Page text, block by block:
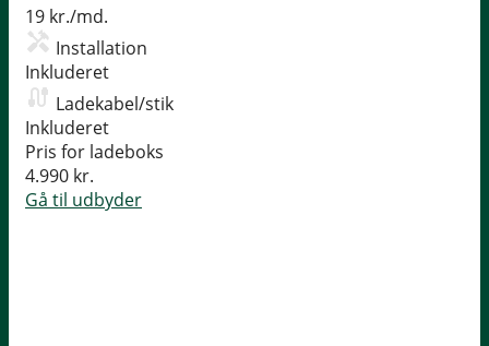
19 kr./md.
Installation
Inkluderet
Ladekabel/stik
Inkluderet
Pris for ladeboks
4.990 kr.
Gå til udbyder